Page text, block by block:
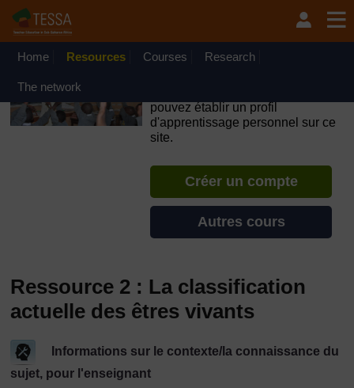
Passer au contenu principal
OpenLearn Create will be unavailable on Wednesday 12
August 2026 from 8am to 10.30am (GMT) due to routine
Home Resources Courses Research
The network
pouvez établir un profil
d'apprentissage personnel sur ce
site.
Créer un compte
Autres cours
Ressource 2 : La classification
actuelle des êtres vivants
Informations sur le contexte/la connaissance du
sujet, pour l'enseignant